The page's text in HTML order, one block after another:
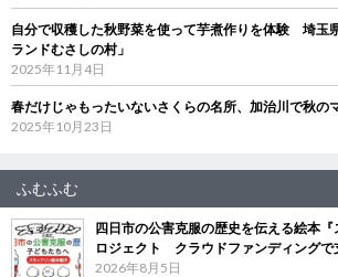
自分で収穫した秋野菜を使って芋煮作りを体験 埼玉
ランドむさしの村」
2025年11月4日
春だけじゃもったいないさくらの名所、加治川で秋の
2025年10月23日
ふむふむ
四日市の公害克服の歴史を伝える絵本
ロジェクト クラウドファンディングで
2026年8月5日